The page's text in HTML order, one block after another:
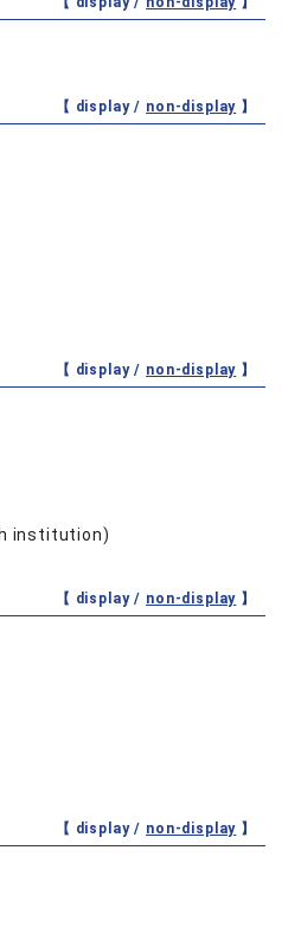
【 display / non-display 】
【 display / non-display 】
institution)
【 display / non-display 】
【 display / non-display 】